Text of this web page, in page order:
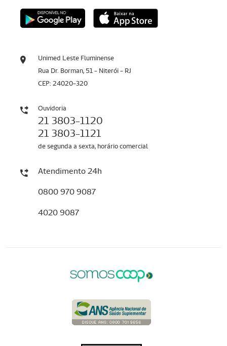
Unimed Leste Fluminense
Rua Dr. Borman, 51 - Niterói - RJ
CEP: 24020-320
Ouvidoria
21 3803-1120
21 3803-1121
de segunda a sexta, horário comercial
Atendimento 24h
0800 970 9087
4020 9087